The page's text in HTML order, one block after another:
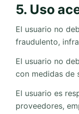
5. Uso
El usuario no
fraudulento,
El usuario no
con medidas de
El usuario es
proveedores,